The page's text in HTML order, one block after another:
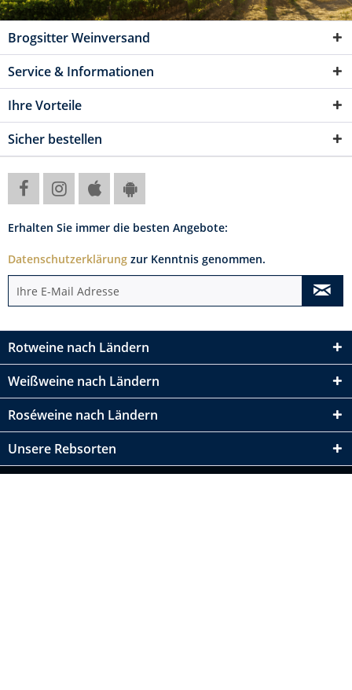
Brogsitter Weinversand
Service & Informationen
Ihre Vorteile
Sicher bestellen
Erhalten Sie immer die besten Angebote:
Datenschutzerklärung zur Kenntnis genommen.
Rotweine nach Ländern
Weißweine nach Ländern
Roséweine nach Ländern
Unsere Rebsorten